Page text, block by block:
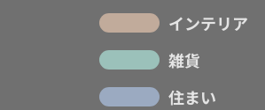
インテリア
雑貨
住まい